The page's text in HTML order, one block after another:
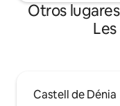
Otros
Castell de Dénia